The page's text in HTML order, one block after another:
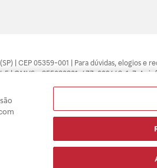
| CEP 05359-001 | Para dúvidas, elogios e
| CMVS - 355030801-477-002443-1-7. As
está apto a diagnosticar qualquer
compras feitas pela internet. Maiores
A privacidade e a segurança dos